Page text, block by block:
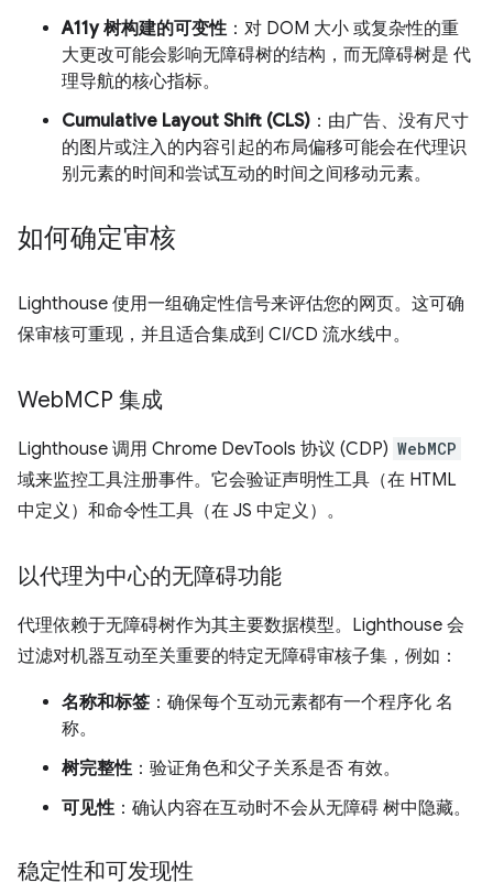
A11y 树构建的可变性：对 DOM 大小 或复杂性的重
大更改可能会影响无障碍树的结构，而无障碍树是 代
理导航的核心指标。
Cumulative Layout Shift (CLS) ：由广告、没有尺寸
的图片或注入的内容引起的布局偏移可能会在代理识
别元素的时间和尝试互动的时间之间移动元素。
如何确定审核
Lighthouse 使用一组确定性信号来评估您的网页。这可确
保审核可重现，并且适合集成到 CI/CD 流水线中。
WebMCP 集成
Lighthouse 调用 Chrome DevTools 协议 (CDP) WebMCP
域来监控工具注册事件。它会验证声明性工具（在 HTML
中定义）和命令性工具（在 JS 中定义）。
以代理为中心的无障碍功能
代理依赖于无障碍树作为其主要数据模型。Lighthouse 会
过滤对机器互动至关重要的特定无障碍审核子集，例如：
名称和标签 ：确保每个互动元素都有一个程序化 名
称。
树完整性：验证角色和父子关系是否 有效。
可见性：确认内容在互动时不会从无障碍 树中隐藏。
稳定性和可发现性